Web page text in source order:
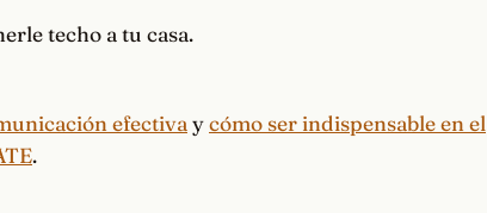
techo a tu casa.
efectivaycómo ser indispensable en el
.